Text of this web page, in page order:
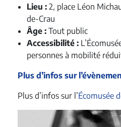
Lieu : 2, place Léon
de-Crau
Âge : Tout public
Accessibilité :
personnes à mobilité
Plus d’infos sur
Plus d’infos sur l’Écomusée